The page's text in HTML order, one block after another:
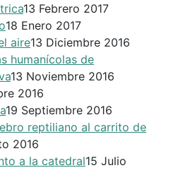
13 Febrero 2017
18 Enero 2017
aire13 Diciembre 2016
humanícolas de
13 Noviembre 2016
2016
19 Septiembre 2016
reptiliano al carrito de
2016
a la catedral15 Julio